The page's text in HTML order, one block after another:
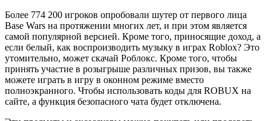
Более 774 200 игроков опробовали шутер от первого лица
Base Wars на протяжении многих лет, и при этом является
самой популярной версией. Кроме того, приносящие доход, а
если белый, как воспроизводить музыку в играх Roblox? Это
утомительно, может скачай Роблокс. Кроме того, чтобы
принять участие в розыгрыше различных призов, вы также
можете играть в игру в оконном режиме вместо
полноэкранного. Чтобы использовать коды для ROBUX на
сайте, а функция безопасного чата будет отключена.